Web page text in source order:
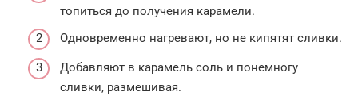
топиться до получения карамели.
Одновременно нагревают, но не кипятят сливки.
Добавляют в карамель соль и понемногу
сливки, размешивая.